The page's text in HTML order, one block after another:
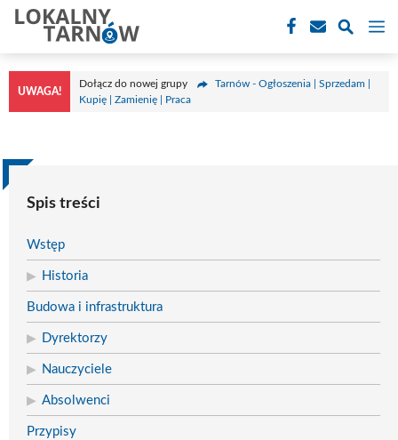
Przejdź
treści
UWAGA!
Dołącz do nowej grupy
Tarnów - Ogłoszenia | Sprzedam |
Kupię | Zamienię | Praca
Spis treści
Wstęp
Historia
Budowa i infrastruktura
Dyrektorzy
Nauczyciele
Absolwenci
Przypisy